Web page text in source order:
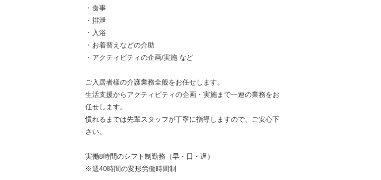
・食事
・排泄
・入浴
・お着替えなどの介助
・アクティビティの企画/実施 など
ご入居者樣の介護業務全般をお任せします。
生活支援からアクティビティの企画・実施まで一連の業務をお
任せします。
慣れるまでは先輩スタッフが丁寧に指導しますので、ご安心下
さい。
実働8時間のシフト制勤務（早・日・遅）
※週40時間の変形労働時間制